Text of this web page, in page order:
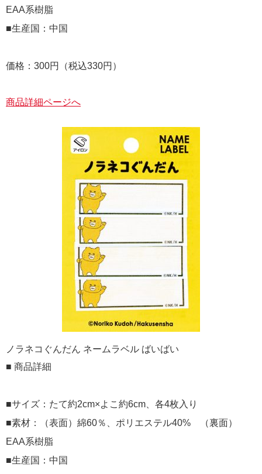
EAA系樹脂
■生産国：中国
価格：300円（税込330円）
商品詳細ページへ
ノラネコぐんだん ネームラベル ばいばい
■ 商品詳細
■サイズ：たて約2cm×よこ約6cm、各4枚入り
■素材：（表面）綿60％、ポリエステル40% （裏面）
EAA系樹脂
■生産国：中国